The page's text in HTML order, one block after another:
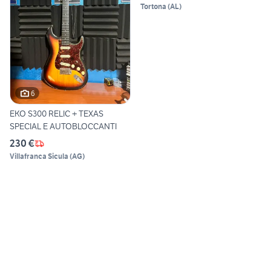
6
EKO S300 RELIC + TEXAS
SPECIAL E AUTOBLOCCANTI
230 €
Villafranca Sicula (AG)
Tortona (AL)